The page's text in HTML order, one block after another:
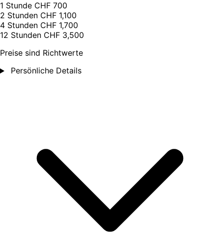
1 Stunde CHF 700
2 Stunden CHF 1,100
4 Stunden CHF 1,700
12 Stunden CHF 3,500
Preise sind Richtwerte
Persönliche Details